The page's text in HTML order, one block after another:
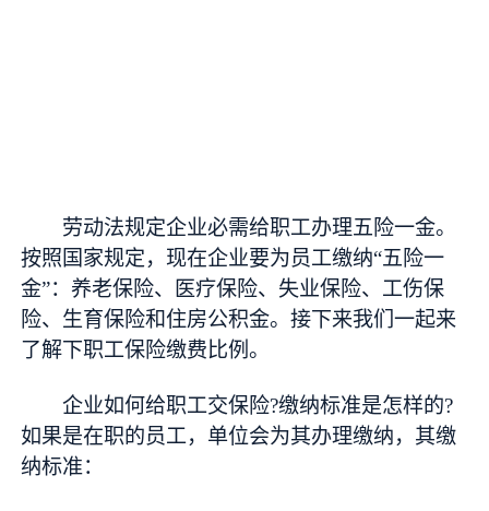
劳动法规定企业必需给职工办理五险一金。
按照国家规定，现在企业要为员工缴纳“五险一
金”：养老保险、医疗保险、失业保险、工伤保
险、生育保险和住房公积金。接下来我们一起来
了解下职工保险缴费比例。
企业如何给职工交保险?缴纳标准是怎样的?
如果是在职的员工，单位会为其办理缴纳，其缴
纳标准：